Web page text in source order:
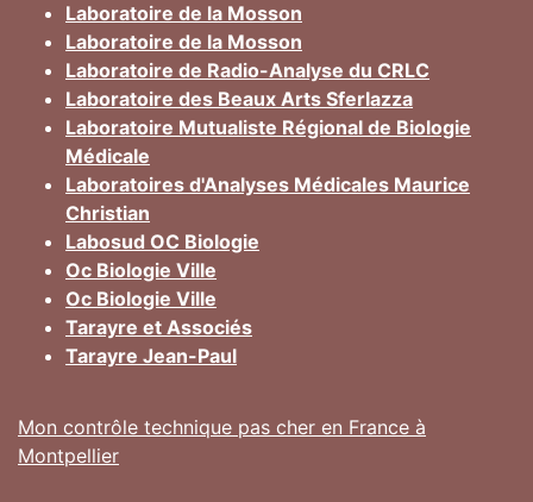
Laboratoire de la Mosson
Laboratoire de la Mosson
Laboratoire de Radio-Analyse du CRLC
Laboratoire des Beaux Arts Sferlazza
Laboratoire Mutualiste Régional de Biologie
Médicale
Laboratoires d'Analyses Médicales Maurice
Christian
Labosud OC Biologie
Oc Biologie Ville
Oc Biologie Ville
Tarayre et Associés
Tarayre Jean-Paul
Mon contrôle technique pas cher en France à
Montpellier